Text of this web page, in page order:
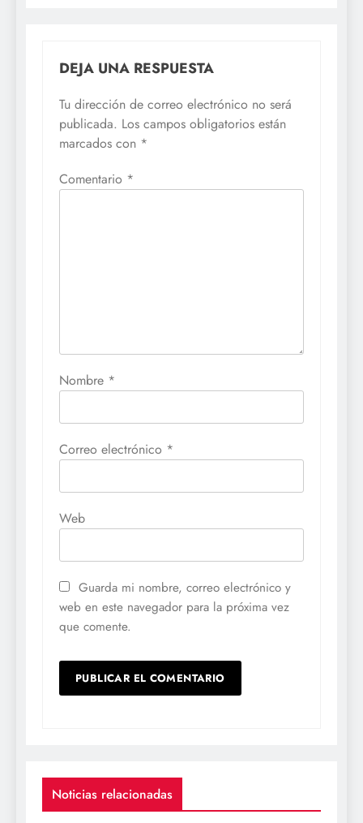
DEJA UNA RESPUESTA
Tu dirección de correo electrónico no será
publicada. Los campos obligatorios están
marcados con *
Comentario *
Nombre *
Correo electrónico *
Web
Guarda mi nombre, correo electrónico y
web en este navegador para la próxima vez
que comente.
Noticias relacionadas